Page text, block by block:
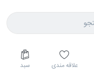
علاقه مندی سبد